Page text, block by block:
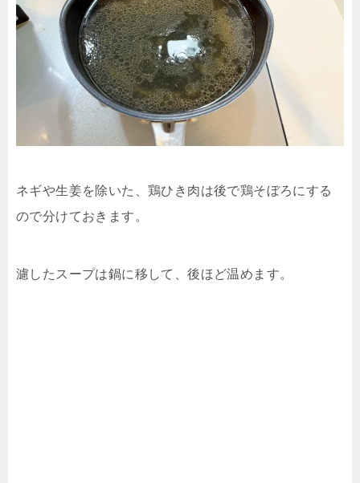
ネギや生姜を除いた、鶏ひき肉は後で鶏そぼろにする
ので分けておきます。
濾したスープは鍋に移して、後ほど温めます。